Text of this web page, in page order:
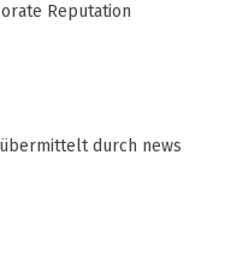
Reputation
durch news